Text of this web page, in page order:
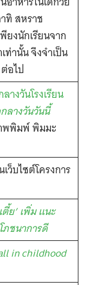
ทิ สหราช
ยงนักเรียนจาก
ท่านั้น จึงจำเป็น
อไป
างวันโรงเรียน
ลางวันวันนี้
พพิมพ์ พิมมะ
เว็บไซต์โครงการ
ย’ เพิ่ม แนะ
ภชนาการดี
in childhood